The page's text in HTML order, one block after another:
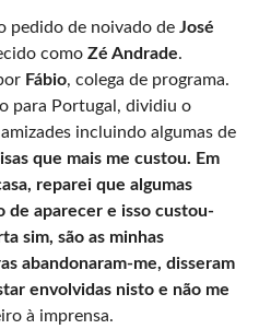
pedido de noivado de José
como Zé Andrade.
Fábio, colega de programa.
para Portugal, dividiu o
incluindo algumas de
que mais me custou. Em
reparei que algumas
de aparecer e isso custou-
sim, são as minhas
abandonaram-me, disseram
envolvidas nisto e não me
à imprensa.